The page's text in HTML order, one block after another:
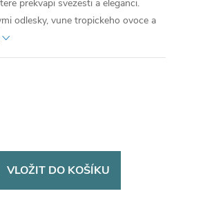
prekvapi svezesti a eleganci.
odlesky, vune tropickeho ovoce a
VLOŽIT DO KOŠÍKU